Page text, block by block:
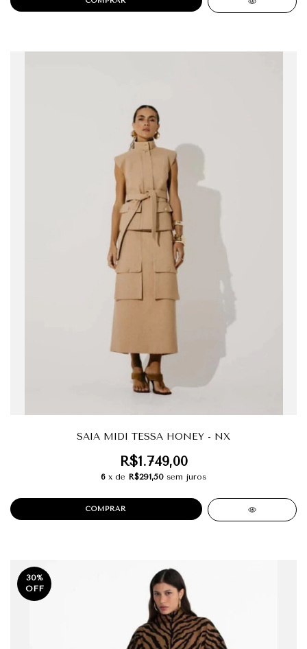
SAIA MIDI TESSA HONEY - NX
R$1.749,00
6 x de R$291,50 sem juros
COMPRAR
30%
OFF